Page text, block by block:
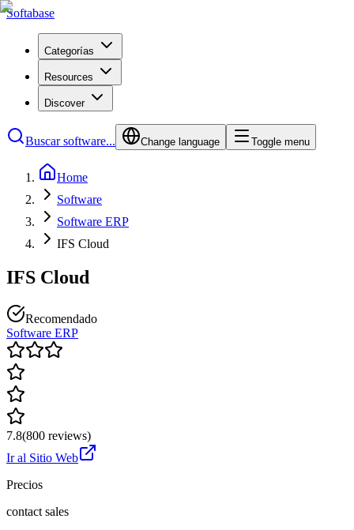
Softabase
Categorías
Resources
Discover
Buscar software... Change language Toggle menu
Home
Software
Software ERP
IFS Cloud
IFS Cloud
Recomendado
Software ERP
7.8(800 reviews)
Ir al Sitio Web
Precios
contact sales